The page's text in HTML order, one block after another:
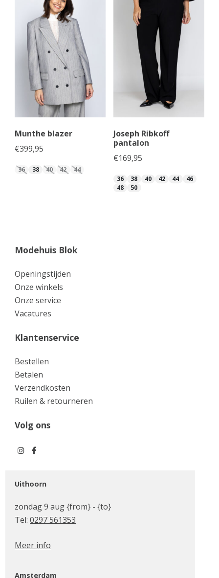
Munthe blazer
€399,95
36 38 40 42 44
Joseph Ribkoff
pantalon
€169,95
36 38 40 42 44
46
48
50
Modehuis Blok
Openingstijden
Onze winkels
Onze service
Vacatures
Klantenservice
Bestellen
Betalen
Verzendkosten
Ruilen & retourneren
Volg ons
Uithoorn
zondag 9 aug {from} - {to}
Tel: 0297 561353
Meer info
Amsterdam